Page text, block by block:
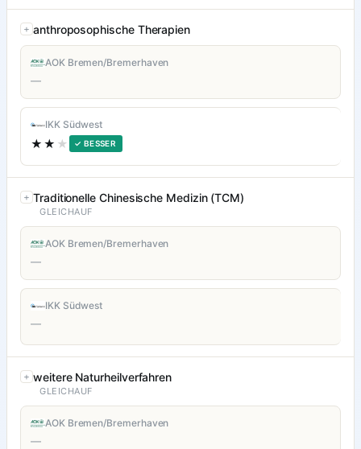
anthroposophische Therapien
AOK Bremen/Bremerhaven
—
IKK Südwest
★★ ★ ✓ BESSER
Traditionelle Chinesische Medizin (TCM)
GLEICHAUF
AOK Bremen/Bremerhaven
—
IKK Südwest
—
weitere Naturheilverfahren
GLEICHAUF
AOK Bremen/Bremerhaven
—